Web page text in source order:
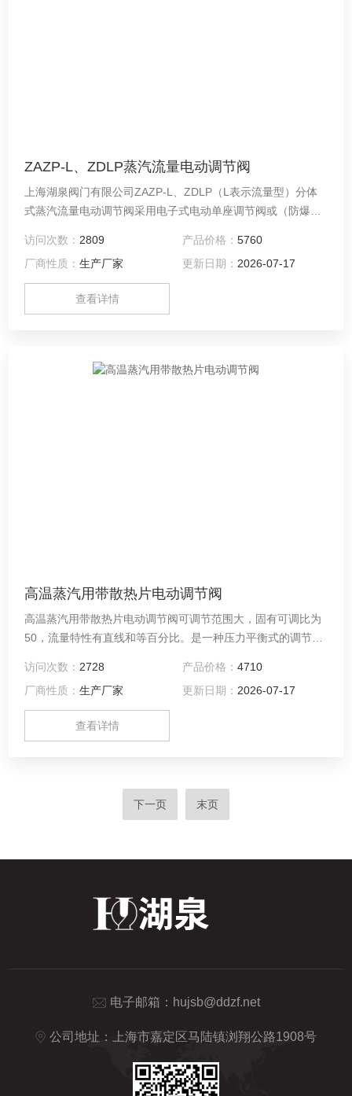
ZAZP-L、ZDLP蒸汽流量电动调节阀
上海湖泉阀门有限公司ZAZP-L、ZDLP（L表示流量型）分体
式蒸汽流量电动调节阀采用电子式电动单座调节阀或（防爆电
是远程自动化流量控制阀门的必须品，其调节性能及控制精度
远超过常规自力式流量调节阀，同时可代气动型，减少气动流
量调节阀需要气源的繁琐工作，且要多损耗很多能源。
访问次数： 2809 产品价格： 5760
厂商性质：生产厂家 更新日期： 2026-07-17
查看详情
高温蒸汽用带散热片电动调节阀
高温蒸汽用带散热片电动调节阀可调节范围大，固有可调比为
50，流量特性有直线和等百分比。是一种压力平衡式的调节
被控工艺参数保持在给定值。
访问次数： 2728 产品价格： 4710
厂商性质：生产厂家 更新日期： 2026-07-17
查看详情
下一页 末页
电子邮箱： hujsb@ddzf.net
公司地址：上海市嘉定区马陆镇浏翔公路1908号